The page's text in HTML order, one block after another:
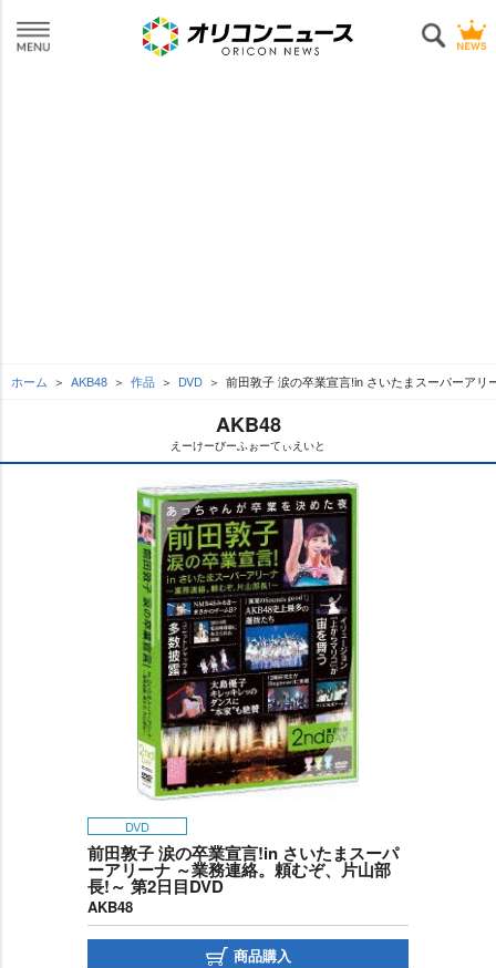
ホーム AKB48 作品 DVD 前田敦子 涙の卒業宣言!in さいたまスーパーア
AKB48
えーけーびーふぉーてぃえいと
DVD
前田敦子 涙の卒業宣言!in さいたまスーパ
ーアリーナ ～業務連絡。頼むぞ、片山部
長!～ 第2日目DVD
AKB48
商品購入